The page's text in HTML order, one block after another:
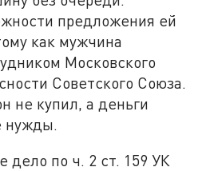
предложения ей
как мужчина
Московского
Советского Союза.
не купил, а деньги
нужды.
дело по ч. 2 ст. 159 УК